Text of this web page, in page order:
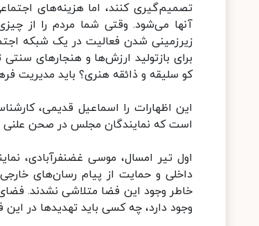
تصمیم‌گیری کنند، اما هزینه‌های
آنها می‌شود. وقتی شما مردم را از
زیرزمینی شدن فعالیت در یک شبکه
برای بازتولید ارزش‌ها و هنجارهای
کو سلیقه و ذائقه هنری؟ باید مدیریت
این اظهارات را اسماعیل قدیمی،
است که نمایندگان مجلس در صحن علنی و
اول تیر امسال، موسی غضنفرآبادی،
داخلی و حمایت از پیام رسان‌های خارجی
خاطر وجود این فضا متلاشی نشدند.
وجود دارد، چه کسی باید تهدیدها در این